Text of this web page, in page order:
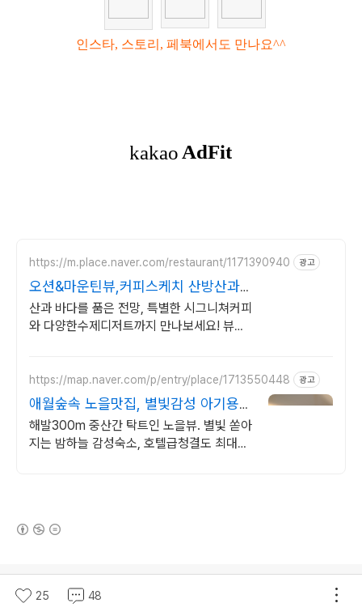
인스타, 스토리, 페북에서도 만나요^^
https://m.place.naver.com/restaurant/1171390940 광고
오션&마운틴뷰,커피스케치 산방산과
용머리해안이 한눈에
산과 바다를 품은 전망, 특별한 시그니쳐커피
와 다양한수제디저트까지 만나보세요! 뷰맛
https://map.naver.com/p/entry/place/1713550448 광고
애월숲속 노을맛집, 별빛감성 아기용품
완벽구비, 대가족
해발300m 중산간 탁트인 노을뷰. 별빛 쏟아
지는 밤하늘 감성숙소, 호텔급청결도 최대
방쌤의 여행이야기
25 48